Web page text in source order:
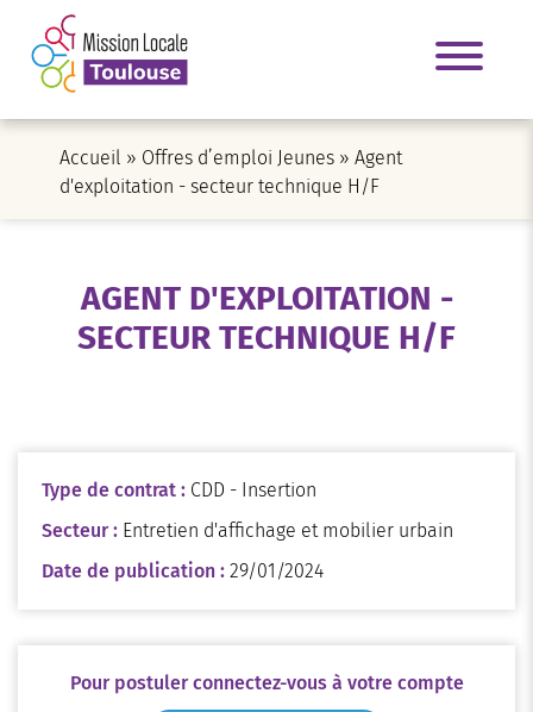
Accueil » Offres d’emploi Jeunes » Agent
d'exploitation - secteur technique H/F
AGENT D'EXPLOITATION -
SECTEUR TECHNIQUE H/F
Type de contrat : CDD - Insertion
Secteur : Entretien d'affichage et mobilier urbain
Date de publication : 29/01/2024
Pour postuler connectez-vous à votre compte